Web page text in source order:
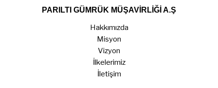
PARILTI GÜMRÜK MÜŞAVİRLİĞİ A.Ş
Hakkımızda
Misyon
Vizyon
İlkelerimiz
İletişim